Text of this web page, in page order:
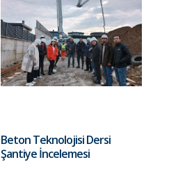
Beton Teknolojisi Dersi
Şantiye İncelemesi